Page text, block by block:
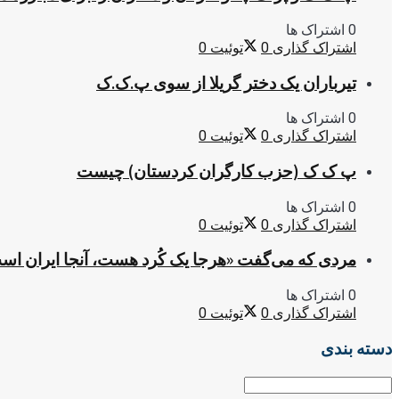
0 اشتراک ها
اشتراک گذاری 0 توئیت 0
تیرباران یک دختر گریلا از سوی پ.ک.ک
0 اشتراک ها
اشتراک گذاری 0 توئیت 0
پ ک ک (حزب کارگران کردستان) چیست
0 اشتراک ها
اشتراک گذاری 0 توئیت 0
مردی که می‌گفت «هرجا یک کُرد هست، آنجا ایران
0 اشتراک ها
اشتراک گذاری 0 توئیت 0
دسته بندی
دسته